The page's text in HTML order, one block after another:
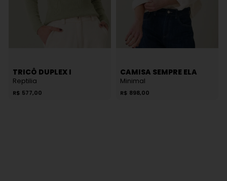
R$ 577,00
Reptilia
TRICÔ DUPLEX I
R$ 898,00
Minimal
CAMISA SEMPRE ELA